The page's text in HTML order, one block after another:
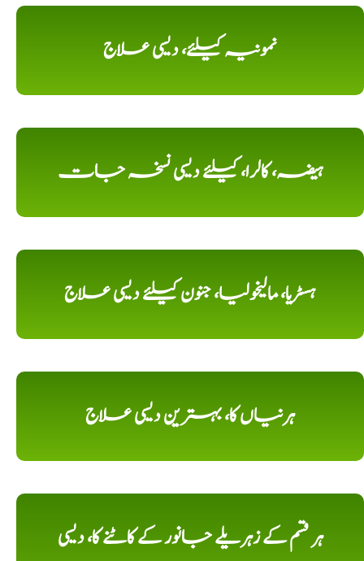
نمونیہ کیلئے، دیسی علاج
ہیضہ، کالرا، کیلئے دیسی نسخہ جات
ہسٹریا، مالیخولیا، جنون کیلئے دیسی علاج
ہرنیاں کا، بہترین دیسی علاج
ہر قسم کے زہریلے جانور کے کاٹنے کا، دیسی